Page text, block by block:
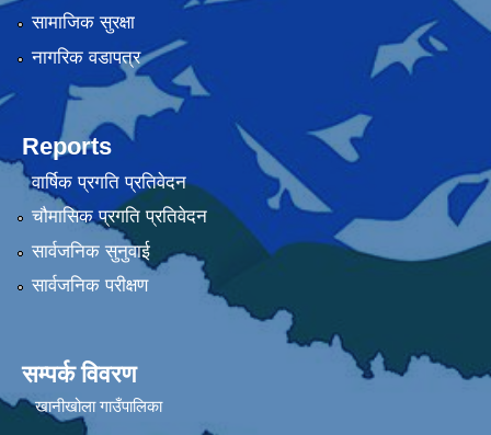
सामाजिक सुरक्षा
नागरिक वडापत्र
Reports
वार्षिक प्रगति प्रतिवेदन
चौमासिक प्रगति प्रतिवेदन
सार्वजनिक सुनुवाई
सार्वजनिक परीक्षण
सम्पर्क विवरण
खानीखोला गाउँपालिका